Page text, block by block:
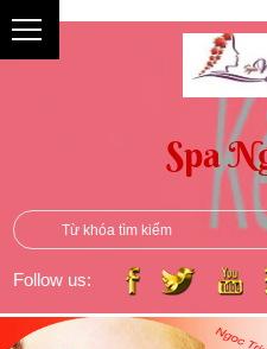
Follow us: